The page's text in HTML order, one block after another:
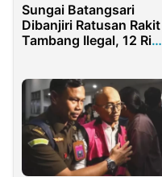
Sungai Batangsari
Dibanjiri Ratusan Rakit
Tambang Ilegal, 12 Ribu